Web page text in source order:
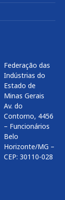
Federação das
Indústrias do
Estado de
Minas Gerais
Av. do
Contorno, 4456
– Funcionários
Belo
Horizonte/MG –
CEP: 30110-028